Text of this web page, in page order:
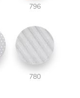
796
780